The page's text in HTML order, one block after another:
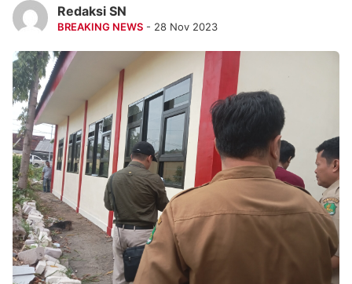
Redaksi SN
BREAKING NEWS - 28 Nov 2023